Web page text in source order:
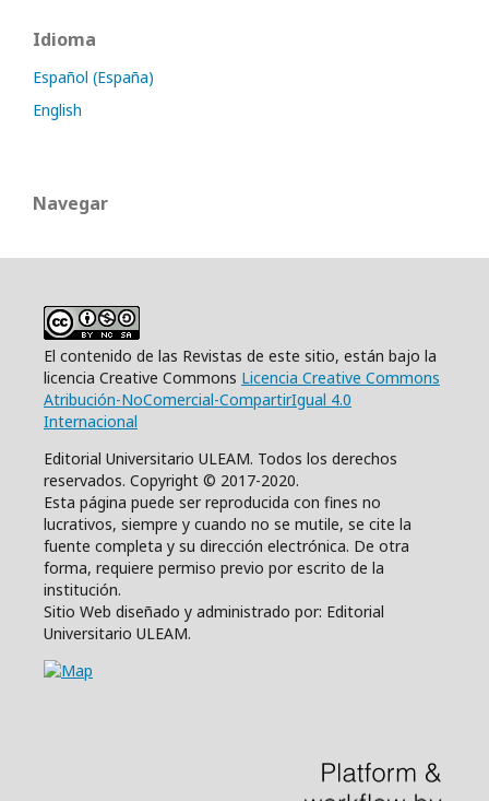
Idioma
Español (España)
English
Navegar
El contenido de las Revistas de este sitio, están bajo la
licencia Creative Commons Licencia Creative Commons
Atribución-NoComercial-CompartirIgual 4.0
Internacional
Editorial Universitario ULEAM. Todos los derechos
reservados. Copyright © 2017-2020.
Esta página puede ser reproducida con fines no
lucrativos, siempre y cuando no se mutile, se cite la
fuente completa y su dirección electrónica. De otra
forma, requiere permiso previo por escrito de la
institución.
Sitio Web diseñado y administrado por: Editorial
Universitario ULEAM.